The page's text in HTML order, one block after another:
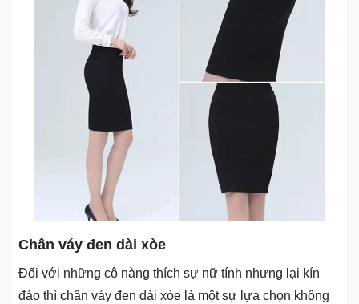
Chân váy đen dài xòe
Đối với những cô nàng thích sự nữ tính nhưng lại kín
đáo thì chân váy đen dài xòe là một sự lựa chọn không